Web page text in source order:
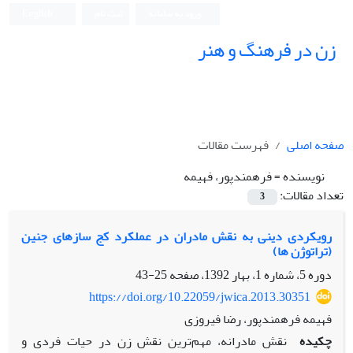
زن در فرهنگ و هنر
صفحه اصلی
فهرست مقالات
نویسنده =فرهمندپور، فهیمه
تعداد مقالات:
3
رویکردی دینی به نقش مادران در عملکرد کج سازهای جنین
(تراتوژن ها)
دوره 5، شماره 1، بهار 1392، صفحه
25-43
https://doi.org/10.22059/jwica.2013.30351
فهیمه فرهمندپور، رضا فیروزی
چکیده نقش مادرانه، مهم‌ترین نقش زن در حیات فردی و